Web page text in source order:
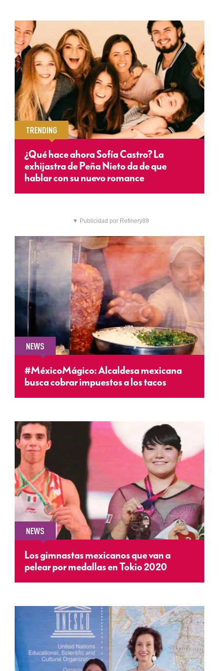
TRENDING
¿Qué hace ahora Sofía Castro? La
exhijastra de Peña Nieto da de que
hablar con su nuevo romance
▼ Publicidad por Refinery89
NEWS
#MéxicoMágico: Alcaldesa mexicana
busca cobrar impuestos a los tacos
NEWS
Los gimnastas mexicanos que van a
pelear por medallas en Tokio 2020